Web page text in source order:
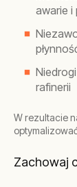
awarie i
rafinerii
W rezultacie
Zachowaj